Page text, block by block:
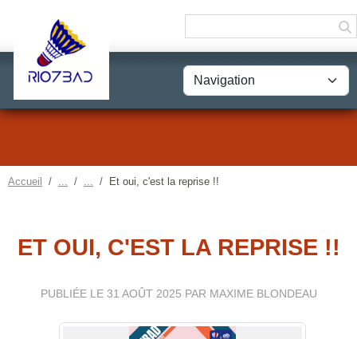
Accueil Et oui, c'est la reprise !!
ET OUI, C'EST LA REPRISE !!
PUBLIÉE LE 31 AOÛT 2025 PAR MAXIME BLONDEAU